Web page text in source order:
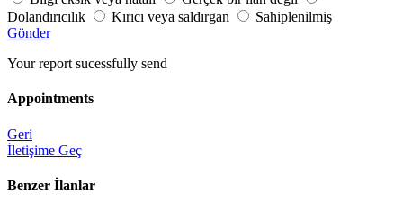
Dolandırıcılık
Kırıcı veya saldırgan
Sahiplenilmiş
Gönder
Your report sucessfully send
Appointments
Geri
İletişime Geç
Benzer İlanlar